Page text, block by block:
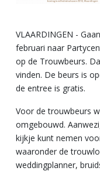
VLAARDINGEN -
februari naar
op de Trouwbeurs.
vinden. De beurs is
de entree is gratis.
Voor de trouwbeurs
omgebouwd.
kijkje kunt nemen
waaronder de
weddingplanner,